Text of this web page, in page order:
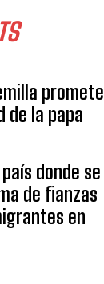
promete
de la papa
donde se
de fianzas
en